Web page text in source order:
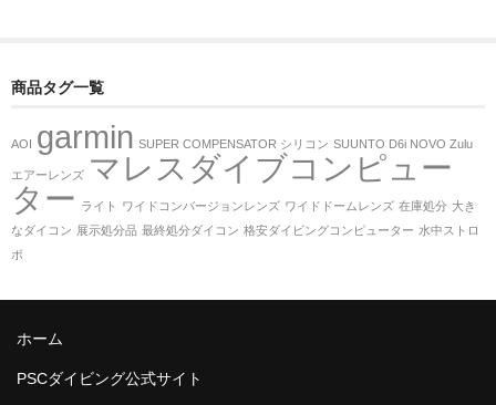
商品タグ一覧
AOI garmin SUPER COMPENSATOR シリコン SUUNTO D6i NOVO Zulu
エアーレンズ マレスダイブコンピュー
ター ライト ワイドコンバージョンレンズ ワイドドームレンズ 在庫処分 大き
なダイコン 展示処分品 最終処分ダイコン 格安ダイビングコンピューター 水中ストロ
ボ
ホーム
PSCダイビング公式サイト